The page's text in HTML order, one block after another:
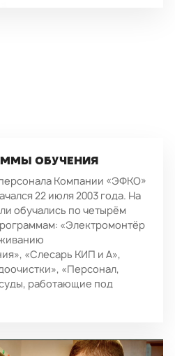
ОБУЧЕНИЯ
Компании «ЭФКО»
22 июля 2003 года. На
обучались по четырём
«Электромонтёр
«Слесарь КИП и А»,
«Персонал,
работающие под